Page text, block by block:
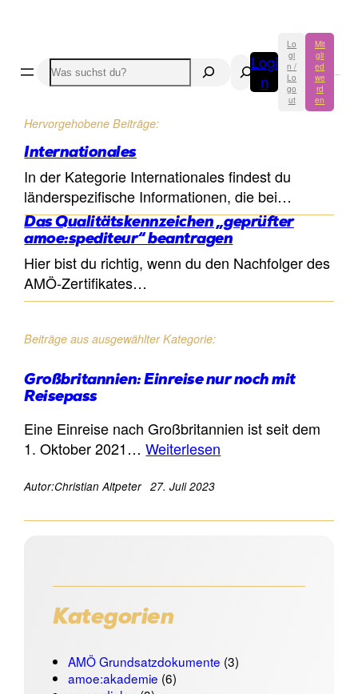
Suchen Suchen
Logi
n
Lo
gi
n /
Lo
go
ut
Mit
gli
ed
we
rd
en
Hervorgehobene Beiträge:
Internationales
In der Kategorie Internationales findest du
länderspezifische Informationen, die bei…
Das Qualitätskennzeichen „geprüfter
amoe:spediteur“ beantragen
Hier bist du richtig, wenn du den Nachfolger des
AMÖ-Zertifikates…
Beiträge aus ausgewählter Kategorie:
Großbritannien: Einreise nur noch mit
Reisepass
Eine Einreise nach Großbritannien ist seit dem
1. Oktober 2021…Weiterlesen
Autor:Christian Altpeter 27. Juli 2023
Kategorien
AMÖ Grundsatzdokumente (3)
amoe:akademie (6)